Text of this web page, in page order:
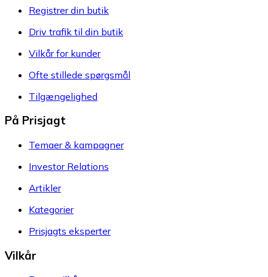
Registrer din butik
Driv trafik til din butik
Vilkår for kunder
Ofte stillede spørgsmål
Tilgængelighed
På Prisjagt
Temaer & kampagner
Investor Relations
Artikler
Kategorier
Prisjagts eksperter
Vilkår